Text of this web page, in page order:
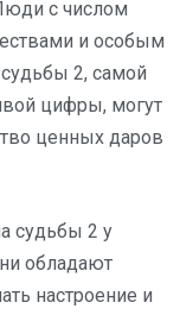
с числом
и особым
2, самой
цифры, могут
ценных даров
судьбы 2 у
обладают
настроение и